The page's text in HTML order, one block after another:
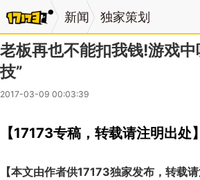
新闻 独家策划
老板再也不能扣我钱!游戏
技”
2017-03-09 00:03:39
【17173专稿，转载请注明出处】
【本文由作者供17173独家发布，转载请